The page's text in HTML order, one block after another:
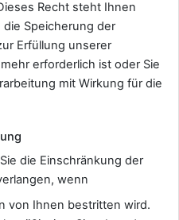
Recht steht Ihnen
Speicherung der
Erfüllung unserer
erforderlich ist oder Sie
mit Wirkung für die
die Einschränkung der
wenn
von Ihnen bestritten wird.